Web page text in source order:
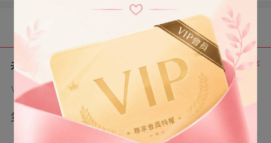
目錄
共 7 章 正序
VIP章節可通過金幣購買提前點讀
第1章